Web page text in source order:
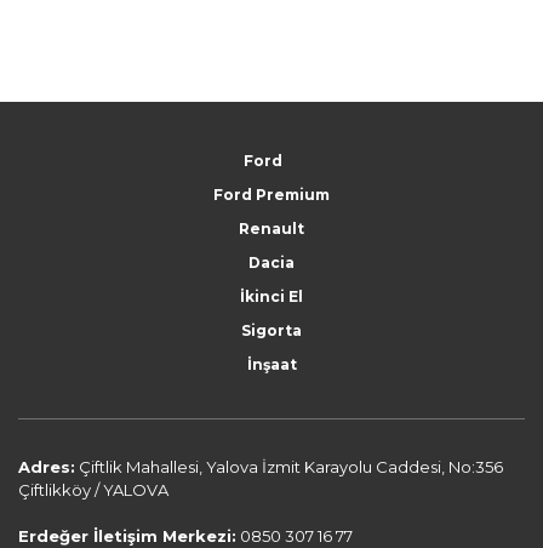
Ford
Ford Premium
Renault
Dacia
İkinci El
Sigorta
İnşaat
Adres: Çiftlik Mahallesi, Yalova İzmit Karayolu Caddesi, No:356
Çiftlikköy / YALOVA
Erdeğer İletişim Merkezi: 0850 307 16 77